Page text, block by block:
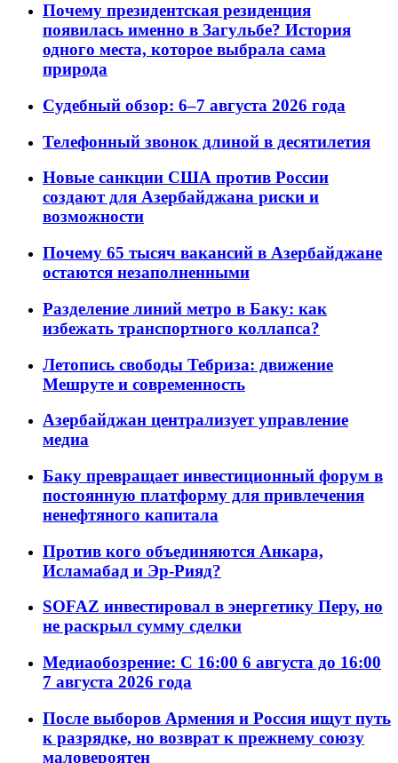
Почему президентская резиденция
появилась именно в Загульбе? История
одного места, которое выбрала сама
природа
Судебный обзор: 6–7 августа 2026 года
Телефонный звонок длиной в десятилетия
Новые санкции США против России
создают для Азербайджана риски и
возможности
Почему 65 тысяч вакансий в Азербайджане
остаются незаполненными
Разделение линий метро в Баку: как
избежать транспортного коллапса?
Летопись свободы Тебриза: движение
Мешруте и современность
Азербайджан централизует управление
медиа
Баку превращает инвестиционный форум в
постоянную платформу для привлечения
ненефтяного капитала
Против кого объединяются Анкара,
Исламабад и Эр-Рияд?
SOFAZ инвестировал в энергетику Перу, но
не раскрыл сумму сделки
Медиаобозрение: С 16:00 6 августа до 16:00
7 августа 2026 года
После выборов Армения и Россия ищут путь
к разрядке, но возврат к прежнему союзу
маловероятен